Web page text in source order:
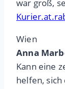
war groß,
Wien
Anna
Kann eine
helfen,